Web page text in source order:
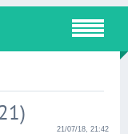
21/07/18, 21:42